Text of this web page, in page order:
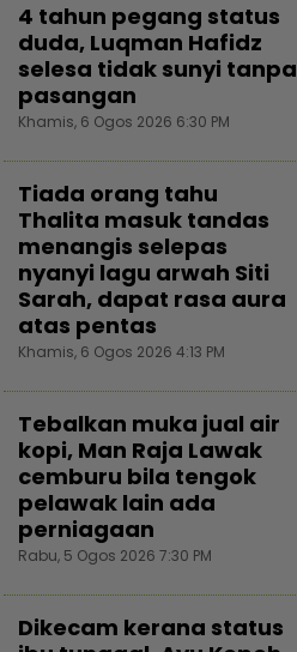
4 tahun pegang status
duda, Luqman Hafidz
selesa tidak sunyi tanpa
pasangan
Khamis, 6 Ogos 2026 6:30 PM
Tiada orang tahu
Thalita masuk tandas
menangis selepas
nyanyi lagu arwah Siti
Sarah, dapat rasa aura
atas pentas
Khamis, 6 Ogos 2026 4:13 PM
Tebalkan muka jual air
kopi, Man Raja Lawak
cemburu bila tengok
pelawak lain ada
perniagaan
Rabu, 5 Ogos 2026 7:30 PM
Dikecam kerana status